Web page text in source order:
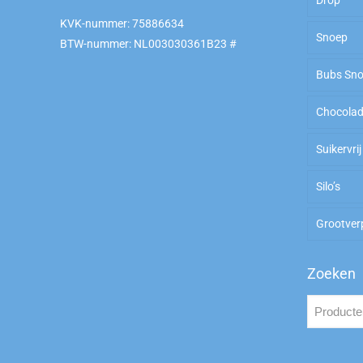
KVK-nummer: 75886634
BTW-nummer: NL003030361B23 #
To
Zoet
Zout
Snoep
Zoet
Zuur
Zout
Bubs
Suikervrij
Silo’s
Zoeken